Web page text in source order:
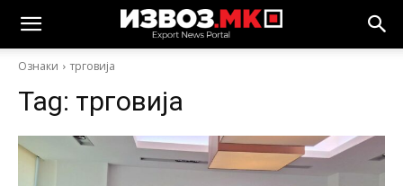
Ознаки трговија
Tag: трговија